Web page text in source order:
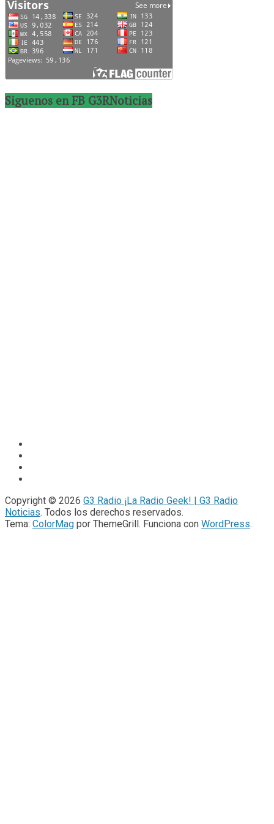
Siguenos en FB G3RNoticias
Copyright © 2026 G3 Radio ¡La Radio Geek! | G3 Radio
Noticias. Todos los derechos reservados.
Tema: ColorMag por ThemeGrill. Funciona con WordPress.